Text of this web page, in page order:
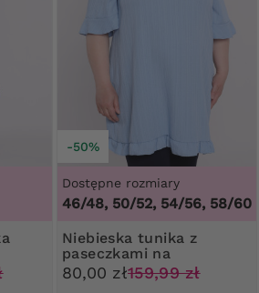
-50%
Dostępne rozmiary
46/48, 50/52, 54/56, 58/60
Niebieska tunika z
paseczkami na
ramionach
80,00 zł159,99 zł